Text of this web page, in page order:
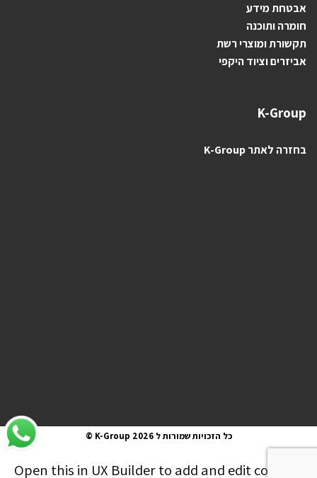
אבטחת מידע
חומרה ותוכנה
תקשורת ומוצרי רשת
אביזרים וציוד היקפי
K-Group
בחזרה לאתר K-Group
כל הזכויות שמורות ל K-Group 2026 ©
Open this in UX Builder to add and edit content